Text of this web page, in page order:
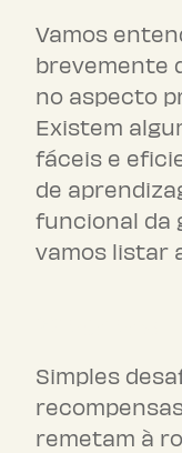
Vamos
brevemente
no aspecto
Existem
fáceis e
de
funcional da
vamos listar
Simples
remetam à